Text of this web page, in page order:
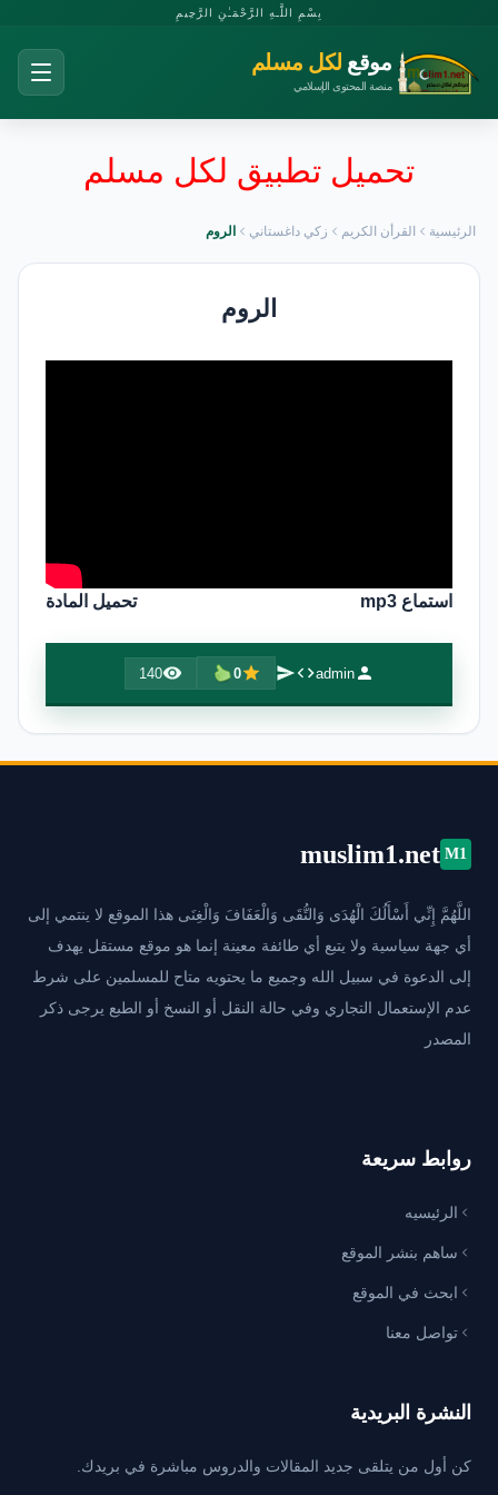
بِسْمِ اللَّـهِ الرَّحْمَـٰنِ الرَّحِيمِ
موقع لكل مسلم
منصة المحتوى الإسلامي
تحميل تطبيق لكل مسلم
الرئيسية القرأن الكريم زكي داغستاني الروم
الروم
استماع mp3 تحميل المادة
admin
0
140
M1
muslim1.net
اللَّهُمَّ إِنِّي أَسْأَلُكَ الْهُدَى وَالتُّقَى وَالْعَفَافَ وَالْغِنَى هذا الموقع لا ينتمي إلى
أي جهة سياسية ولا يتبع أي طائفة معينة إنما هو موقع مستقل يهدف
إلى الدعوة في سبيل الله وجميع ما يحتويه متاح للمسلمين على شرط
عدم الإستعمال التجاري وفي حالة النقل أو النسخ أو الطبع يرجى ذكر
المصدر
روابط سريعة
الرئيسيه
ساهم بنشر الموقع
ابحث في الموقع
تواصل معنا
النشرة البريدية
كن أول من يتلقى جديد المقالات والدروس مباشرة في بريدك.